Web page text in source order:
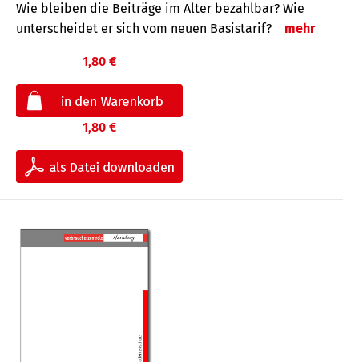
Wie bleiben die Beiträge im Alter bezahlbar? Wie
unterscheidet er sich vom neuen Basistarif?
mehr
1,80 €
1,80 €